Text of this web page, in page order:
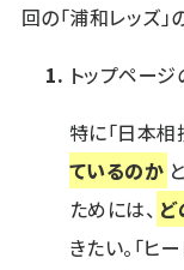
回の「浦和レッズ」
トップペー
特に「日本
ているのか
ためには、
きたい。「ヒ